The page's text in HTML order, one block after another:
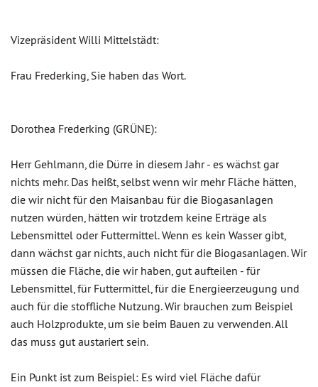
Vizepräsident Willi Mittelstädt:
Frau Frederking, Sie haben das Wort.
Dorothea Frederking (GRÜNE):
Herr Gehlmann, die Dürre in diesem Jahr - es wächst gar
nichts mehr. Das heißt, selbst wenn wir mehr Fläche hätten,
die wir nicht für den Maisanbau für die Biogasanlagen
nutzen würden, hätten wir trotzdem keine Erträge als
Lebensmittel oder Futtermittel. Wenn es kein Wasser gibt,
dann wächst gar nichts, auch nicht für die Biogasanlagen. Wir
müssen die Fläche, die wir haben, gut aufteilen - für
Lebensmittel, für Futtermittel, für die Energieerzeugung und
auch für die stoffliche Nutzung. Wir brauchen zum Beispiel
auch Holzprodukte, um sie beim Bauen zu verwenden. All
das muss gut austariert sein.
Ein Punkt ist zum Beispiel: Es wird viel Fläche dafür